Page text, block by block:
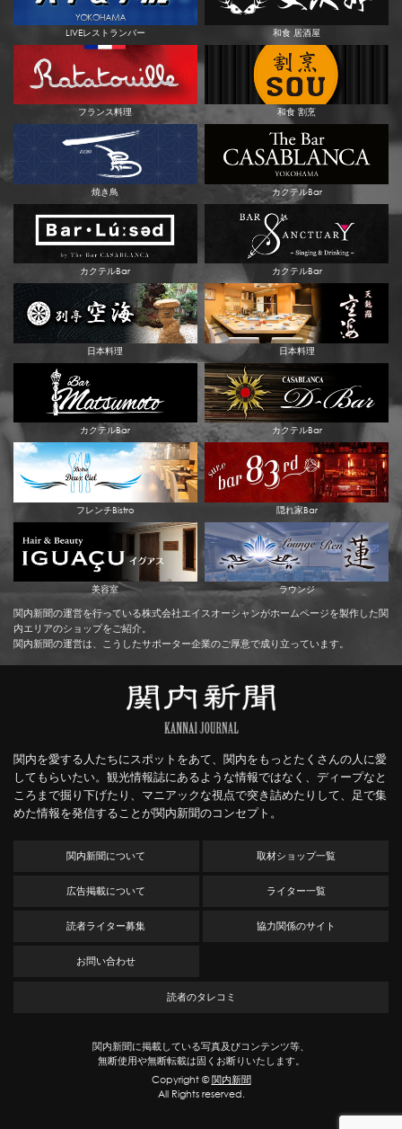
LIVEレストランバー 和食 居酒屋
フランス料理 和食 割烹
焼き鳥 カクテルBar
カクテルBar カクテルBar
日本料理 日本料理
カクテルBar カクテルBar
フレンチBistro 隠れ家Bar
美容室 ラウンジ
関内新聞の運営を行っている株式会社エイスオーシャンがホームページを製作した関
内エリアのショップをご紹介。
関内新聞の運営は、こうしたサポーター企業のご厚意で成り立っています。
関内を愛する人たちにスポットをあて、関内をもっとたくさんの人に愛
してもらいたい。観光情報誌にあるような情報ではなく、ディープなと
ころまで掘り下げたり、マニアックな視点で突き詰めたりして、足で集
めた情報を発信することが関内新聞のコンセプト。
関内新聞について 取材ショップ一覧
広告掲載について ライター一覧
読者ライター募集 協力関係のサイト
お問い合わせ
読者のタレコミ
関内新聞に掲載している写真及びコンテンツ等、
無断使用や無断転載は固くお断りいたします。
Copyright ©関内新聞
All Rights reserved.